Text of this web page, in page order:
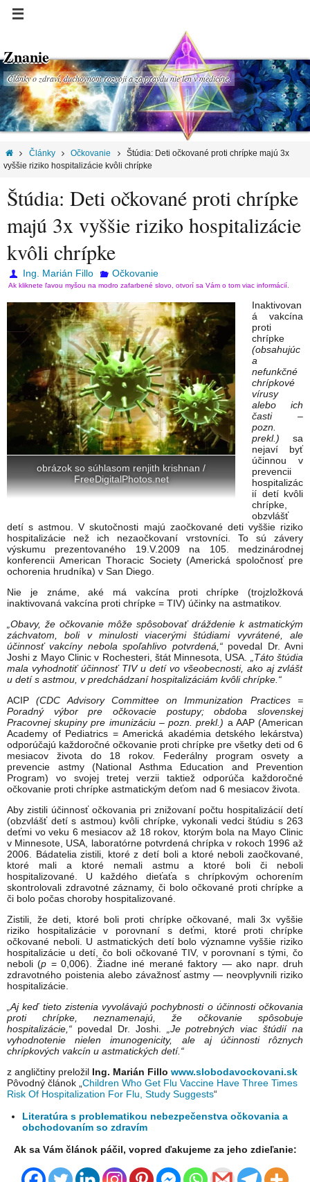
Znanie
Články o zdraví, duchovnom rozvoji a za pravdu nie len v medicíne.
Články Očkovanie
Štúdia: Deti očkované proti chrípke majú 3x
vyššie riziko hospitalizácie kvôli chrípke
Štúdia: Deti očkované proti chrípke
majú 3x vyššie riziko hospitalizácie
kvôli chrípke
Ing. Marián Fillo Očkovanie
Ak kliknete ľavou myšou na modro zafarbené slovo, otvorí sa Vám o tom viac informácií.
obrázok so súhlasom renjith krishnan /
FreeDigitalPhotos.net
Inaktivovan
á vakcína
proti
chrípke
(obsahujúc
a
nefunkčné
chrípkové
vírusy
alebo ich
časti –
pozn.
prekl.) sa
nejaví byť
účinnou v
prevencii
hospitalizác
ií detí kvôli
chrípke,
obzvlášť
detí s astmou. V skutočnosti majú zaočkované deti vyššie riziko
hospitalizácie než ich nezaočkovaní vrstovníci. To sú závery
výskumu prezentovaného 19.V.2009 na 105. medzinárodnej
konferencii American Thoracic Society (Americká spoločnosť pre
ochorenia hrudníka) v San Diego.
Nie je známe, aké má vakcína proti chrípke (trojzložková
inaktivovaná vakcína proti chrípke = TIV) účinky na astmatikov.
„Obavy, že očkovanie môže spôsobovať dráždenie k astmatickým
záchvatom, boli v minulosti viacerými štúdiami vyvrátené, ale
účinnosť vakcíny nebola spoľahlivo potvrdená,“povedal Dr. Avni
Joshi z Mayo Clinic v Rochesteri, štát Minnesota, USA.
„Táto štúdia
mala vyhodnotiť účinnosť TIV u detí vo všeobecnosti, ako aj zvlášť
u detí s astmou, v predchádzaní hospitalizáciám kvôli chrípke.“
ACIP(CDC Advisory Committee on Immunization Practices =
Poradný výbor pre očkovacie postupy; obdoba slovenskej
Pracovnej skupiny pre imunizáciu – pozn. prekl.) a AAP (American
Academy of Pediatrics = Americká akadémia detského lekárstva)
odporúčajú každoročné očkovanie proti chrípke pre všetky deti od 6
mesiacov života do 18 rokov. Federálny program osvety a
prevencie astmy (National Asthma Education and Prevention
Program) vo svojej tretej verzii taktiež odporúča každoročné
očkovanie proti chrípke astmatickým deťom nad 6 mesiacov života.
Aby zistili účinnosť očkovania pri znižovaní počtu hospitalizácií detí
(obzvlášť detí s astmou) kvôli chrípke, vykonali vedci štúdiu s 263
deťmi vo veku 6 mesiacov až 18 rokov, ktorým bola na Mayo Clinic
v Minnesote, USA, laboratórne potvrdená chrípka v rokoch 1996 až
2006. Bádatelia zistili, ktoré z detí boli a ktoré neboli zaočkované,
ktoré mali a ktoré nemali astmu a ktoré boli či neboli
hospitalizované. U každého dieťaťa s chrípkovým ochorením
skontrolovali zdravotné záznamy, či bolo očkované proti chrípke a
či bolo počas choroby hospitalizované.
Zistili, že deti, ktoré boli proti chrípke očkované, mali 3x vyššie
riziko hospitalizácie v porovnaní s deťmi, ktoré proti chrípke
očkované neboli. U astmatických detí bolo významne vyššie riziko
hospitalizácie u detí, čo boli očkované TIV, v porovnaní s tými, čo
neboli (p = 0,006). Žiadne iné merané faktory — ako napr. druh
zdravotného poistenia alebo závažnosť astmy — neovplyvnili riziko
hospitalizácie.
„Aj keď tieto zistenia vyvolávajú pochybnosti o účinnosti očkovania
proti chrípke, neznamenajú, že očkovanie spôsobuje
hospitalizácie,“ povedal Dr. Joshi.
„Je potrebných viac štúdií na
vyhodnotenie nielen imunogenicity, ale aj účinnosti rôznych
chrípkových vakcín u astmatických detí.“
z angličtiny preložil Ing. Marián Fillo www.slobodavockovani.sk
Pôvodný článok „ Children Who Get Flu Vaccine Have Three Times
Risk Of Hospitalization For Flu, Study Suggests“
Literatúra s problematikou nebezpečenstva očkovania a
obchodovaním so zdravím
Ak sa Vám článok páčil, vopred ďakujeme za jeho zdieľanie: